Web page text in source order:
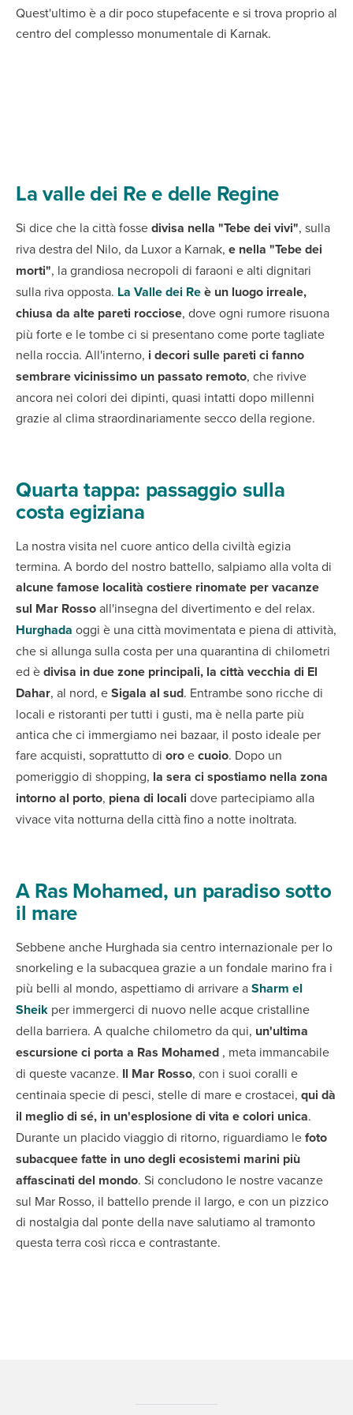
Quest'ultimo è a dir poco stupefacente e si trova proprio al
centro del complesso monumentale di Karnak.
La valle dei Re e delle Regine
Si dice che la città fossedivisa nella "Tebe dei vivi", sulla
riva destra del Nilo, da Luxor a Karnak, e nella "Tebe dei
morti", la grandiosa necropoli di faraoni e alti dignitari
sulla riva opposta. La Valle dei Reè un luogo irreale,
chiusa da alte pareti rocciose, dove ogni rumore risuona
più forte e le tombe ci si presentano come porte tagliate
nella roccia. All'interno, i decori sulle pareti ci fanno
sembrare vicinissimo un passato remoto, che rivive
ancora nei colori dei dipinti, quasi intatti dopo millenni
grazie al clima straordinariamente secco della regione.
Quarta tappa: passaggio sulla
costa egiziana
La nostra visita nel cuore antico della civiltà egizia
termina. A bordo del nostro battello, salpiamo alla volta di
alcune famose località costiere rinomate per vacanze
sul Mar Rossoall'insegna del divertimento e del relax.
Hurghada oggi è una città movimentata e piena di attività,
che si allunga sulla costa per una quarantina di chilometri
ed èdivisa in due zone principali, la città vecchia di El
Dahar, al nord, eSigala al sud. Entrambe sono ricche di
locali e ristoranti per tutti i gusti, ma è nella parte più
antica che ci immergiamo nei bazaar, il posto ideale per
fare acquisti, soprattutto di oroecuoio. Dopo un
pomeriggio di shopping, la sera ci spostiamo nella zona
intorno al porto, piena di locali dove partecipiamo alla
vivace vita notturna della città fino a notte inoltrata.
A Ras Mohamed, un paradiso sotto
il mare
Sebbene anche Hurghada sia centro internazionale per lo
snorkeling e la subacquea grazie a un fondale marino fra i
più belli al mondo, aspettiamo di arrivare aSharm el
Sheik per immergerci di nuovo nelle acque cristalline
della barriera. A qualche chilometro da qui, un'ultima
escursione ci porta a Ras Mohamed , meta immancabile
di queste vacanze. Il Mar Rosso, con i suoi coralli e
centinaia specie di pesci, stelle di mare e crostacei, qui dà
il meglio di sé, in un'esplosione di vita e colori unica.
Durante un placido viaggio di ritorno, riguardiamo lefoto
subacquee fatte in uno degli ecosistemi marini più
affascinati del mondo. Si concludono le nostre vacanze
sul Mar Rosso, il battello prende il largo, e con un pizzico
di nostalgia dal ponte della nave salutiamo al tramonto
questa terra così ricca e contrastante.